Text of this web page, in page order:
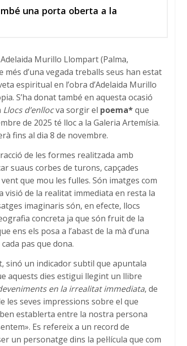
una porta oberta a la
Murillo Llompart (Palma,
més d’una vegada treballs seus han estat
espiritual en l’obra d’Adelaida Murillo
S’ha donat també en aquesta ocasió
Llocs d’enllocva sorgir el poema*que
de 2025 té lloc a la Galeria Artemísia.
fins al dia 8 de novembre.
de les formes realitzada amb
suaus corbes de turons, capçades
que mou les fulles. Són imatges com
visió de la realitat immediata en resta la
imaginaris són, en efecte, llocs
concreta ja que són fruit de la
ens els posa a l’abast de la mà d’una
pas que dona.
sinó un indicador subtil que apuntala
aquests dies estigui llegint un llibre
en la irrealitat immediata, de
les seves impressions sobre el que
establerta entre la nostra persona
Es refereix a un record de
un personatge dins la pel·lícula que com